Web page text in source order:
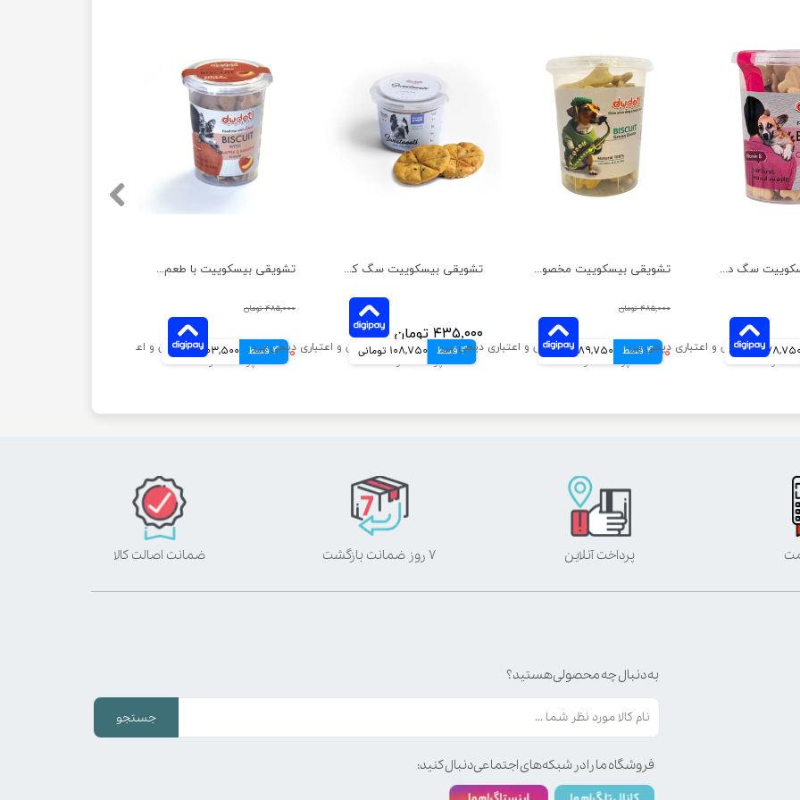
تشویقی بیسکوییت با طعم سیب و موز سگ دودوتی وزن 150 گرم
۴۸۵,۰۰۰ تومان
۴۱۴,۰۰۰ تومان
4 قسط 103,500 تومانی
تشویقی بیسکوییت سگ کوکی دودوتی وزن 100 گرم
۴۳۵,۰۰۰ تومان
4 قسط 108,750 تومانی
تشویقی بیسکوییت مخصوص سگ دودوتی با طعم لوبیا سبز وزن 150 گرم
۴۸۵,۰۰۰ تومان
۳۵۹,۰۰۰ تومان
4 قسط 89,750 تومانی
تشویقی بیسکوییت سگ دودوتی مدل گندم وزن 150 گرم
تومانی
پرداخت آنلاین ۷ روز ضمانت بازگشت ضمانت اصالت کالا
به دنبال چه محصولی هستید؟
جستجو
فروشگاه ما را در شبکه‌های اجتماعی دنبال کنید: